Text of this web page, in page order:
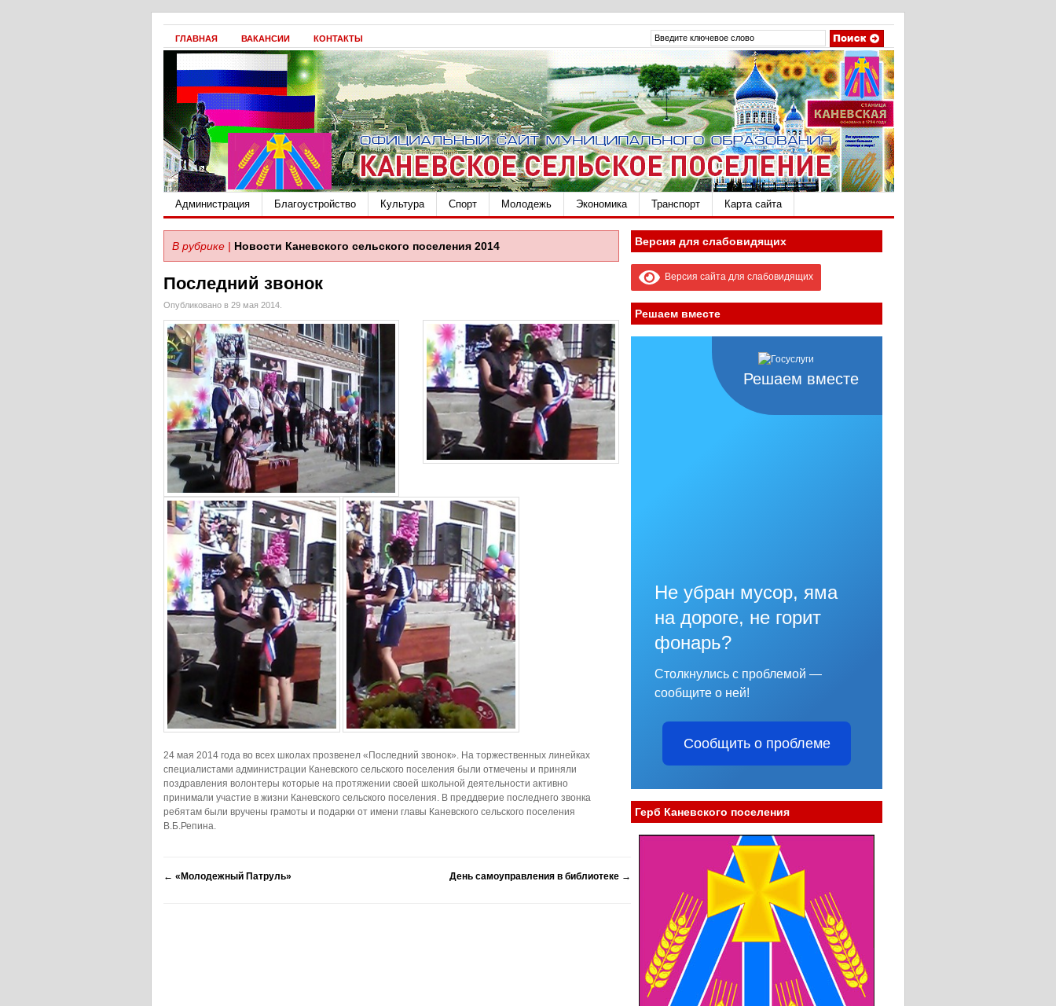
ГЛАВНАЯ ВАКАНСИИ КОНТАКТЫ
Администрация Благоустройство Культура Спорт Молодежь Экономика Транспорт Карта сайта
В рубрике | Новости Каневского сельского поселения 2014
Последний звонок
Опубликовано в 29 мая 2014.
24 мая 2014 года во всех школах прозвенел «Последний звонок». На торжественных линейках
специалистами администрации Каневского сельского поселения были отмечены и приняли
поздравления волонтеры которые на протяжении своей школьной деятельности активно
принимали участие в жизни Каневского сельского поселения. В преддверие последнего звонка
ребятам были вручены грамоты и подарки от имени главы Каневского сельского поселения
В.Б.Репина.
← «Молодежный Патруль» День самоуправления в библиотеке →
Версия для слабовидящих
Версия сайта для слабовидящих
Решаем вместе
Решаем вместе
Не убран мусор, яма
на дороге, не горит
фонарь?
Столкнулись с проблемой —
сообщите о ней!
Сообщить о проблеме
Герб Каневского поселения